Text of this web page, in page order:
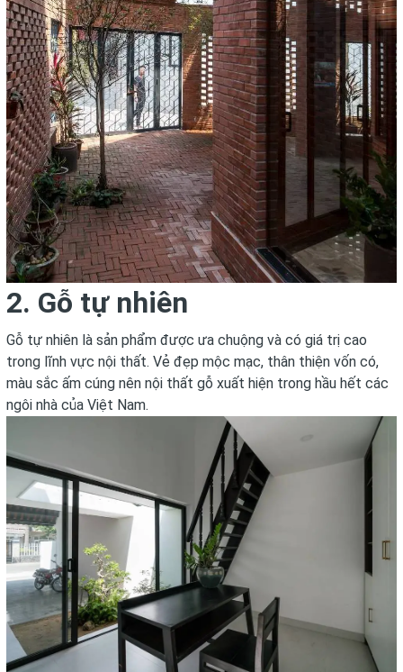
2. Gỗ tự nhiên
Gỗ tự nhiên là sản phẩm được ưa chuộng và có giá trị cao
trong lĩnh vực nội thất. Vẻ đẹp mộc mạc, thân thiện vốn có,
màu sắc ấm cúng nên nội thất gỗ xuất hiện trong hầu hết các
ngôi nhà của Việt Nam.